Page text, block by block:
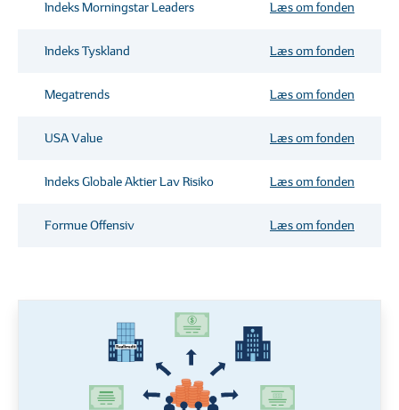
Indeks Morningstar Leaders Læs om fonden
Indeks Tyskland Læs om fonden
Megatrends Læs om fonden
USA Value Læs om fonden
Indeks Globale Aktier Lav Risiko Læs om fonden
Formue Offensiv Læs om fonden